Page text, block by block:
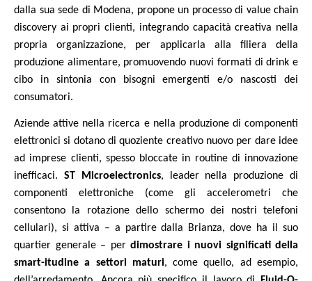
dalla sua sede di Modena, propone un processo di value chain
discovery ai propri clienti, integrando capacità creativa nella
propria organizzazione, per applicarla alla filiera della
produzione alimentare, promuovendo nuovi formati di drink e
cibo in sintonia con bisogni emergenti e/o nascosti dei
consumatori.
Aziende attive nella ricerca e nella produzione di componenti
elettronici si dotano di quoziente creativo nuovo per dare idee
ad imprese clienti, spesso bloccate in routine di innovazione
inefficaci. ST Microelectronics, leader nella produzione di
componenti elettroniche (come gli accelerometri che
consentono la rotazione dello schermo dei nostri telefoni
cellulari), si attiva – a partire dalla Brianza, dove ha il suo
quartier generale – per dimostrare i nuovi significati della
smart-itudine a settori maturi, come quello, ad esempio,